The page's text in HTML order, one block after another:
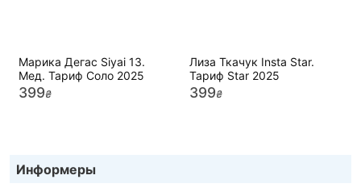
Марика Дегас Siyai 13.
Мед. Тариф Соло 2025
399₴
Лиза Ткачук Insta Star.
Тариф Star 2025
399₴
Информеры